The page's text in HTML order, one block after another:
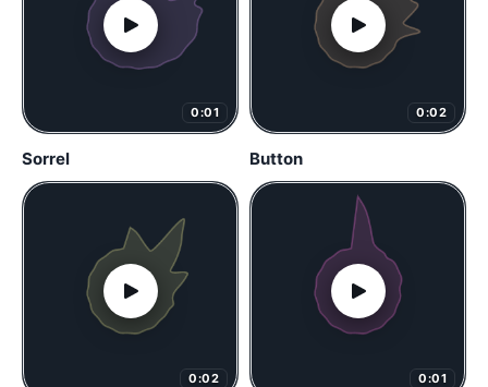
0:01
Sorrel
0:02
Button
0:02 0:01